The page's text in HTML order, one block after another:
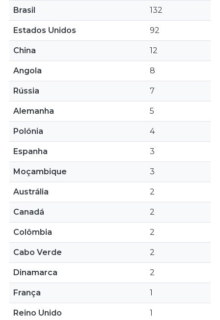
Brasil 132
Estados Unidos 92
China 12
Angola 8
Rússia 7
Alemanha 5
Polónia 4
Espanha 3
Moçambique 3
Austrália 2
Canadá 2
Colômbia 2
Cabo Verde 2
Dinamarca 2
França 1
Reino Unido 1